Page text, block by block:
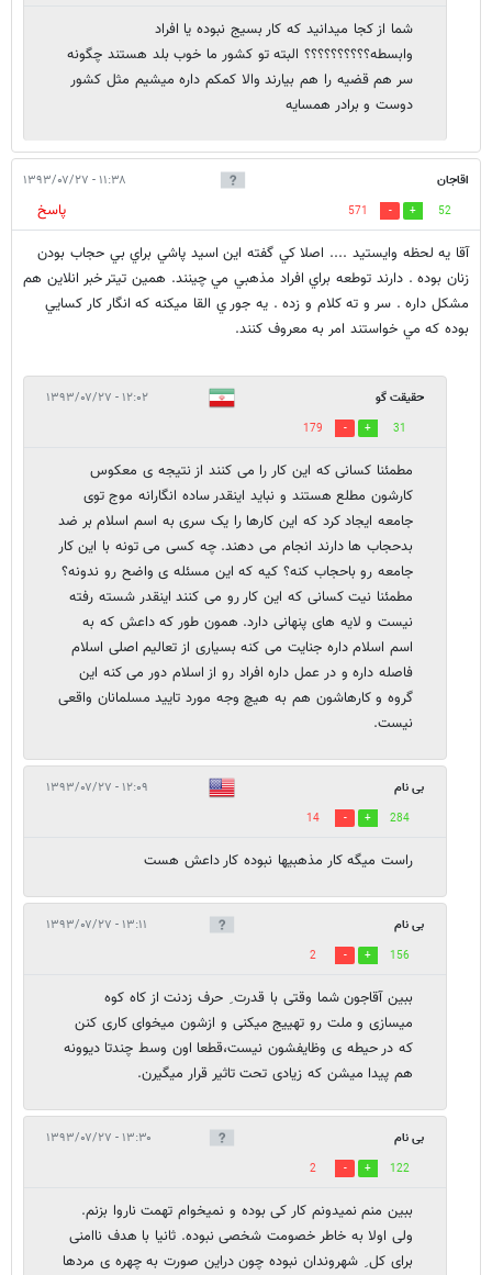
شما از کجا میدانید که کار بسیج نبوده یا افراد
وابسطه؟؟؟؟؟؟؟؟؟؟ البته تو کشور ما خوب بلد هستند چگونه
سر هم قضیه را هم بیارند والا کمکم داره میشیم مثل کشور
دوست و برادر همسایه
اقاجان ۱۱:۳۸ - ۱۳۹۳/۰۷/۲۷
52
571
پاسخ
آقا يه لحظه وايستيد .... اصلا كي گفته اين اسيد پاشي براي بي حجاب بودن
زنان بوده . دارند توطعه براي افراد مذهبي مي چينند. همين تيتر خبر انلاين هم
مشكل داره . سر و ته كلام و زده . يه جور ي القا ميكنه كه انگار كار كسايي
بوده كه مي خواستند امر به معروف كنند.
حقیقت گو ۱۲:۰۲ - ۱۳۹۳/۰۷/۲۷
31
179
مطمئنا کسانی که این کار را می کنند از نتیجه ی معکوس
کارشون مطلع هستند و نباید اینقدر ساده انگارانه موج توی
جامعه ایجاد کرد که این کارها را یک سری به اسم اسلام بر ضد
بدحجاب ها دارند انجام می دهند. چه کسی می تونه با این کار
جامعه رو باحجاب کنه؟ کیه که این مسئله ی واضح رو ندونه؟
مطمئنا نیت کسانی که این کار رو می کنند اینقدر شسته رفته
نیست و لایه های پنهانی دارد. همون طور که داعش که به
اسم اسلام داره جنایت می کنه بسیاری از تعالیم اصلی اسلام
فاصله داره و در عمل داره افراد رو از اسلام دور می کنه این
گروه و کارهاشون هم به هیچ وجه مورد تایید مسلمانان واقعی
نیست.
بی نام ۱۲:۰۹ - ۱۳۹۳/۰۷/۲۷
284
14
راست ميگه كار مذهبيها نبوده كار داعش هست
بی نام ۱۳:۱۱ - ۱۳۹۳/۰۷/۲۷
156
2
ببین آقاجون شما وقتی با قدرت ِ حرف زدنت از کاه کوه
میسازی و ملت رو تهییج میکنی و ازشون میخوای کاری کنن
که در حیطه ی وظایفشون نیست،قطعا اون وسط چندتا دیوونه
هم پیدا میشن که زیادی تحت تاثیر قرار میگیرن.
بی نام ۱۳:۳۰ - ۱۳۹۳/۰۷/۲۷
122
2
ببین منم نمیدونم کار کی بوده و نمیخوام تهمت ناروا بزنم.
ولی اولا به خاطر خصومت شخصی نبوده. ثانیا با هدف ناامنی
برای کل ِ شهروندان نبوده چون دراین صورت به چهره ی مردها